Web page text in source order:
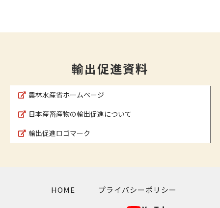
輸出促進資料
農林水産省ホームページ
日本産畜産物の輸出促進について
輸出促進ロゴマーク
HOME プライバシーポリシー